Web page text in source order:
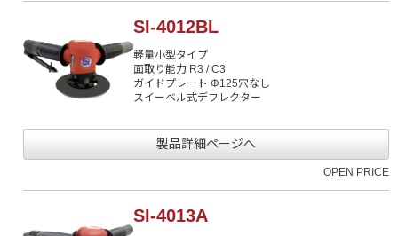
SI-4012BL
軽量小型タイプ
面取り能力 R3 / C3
ガイドプレート Φ125穴なし
スイーベル式デフレクター
製品詳細ページへ
OPEN PRICE
SI-4013A